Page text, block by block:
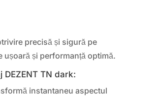
precisă și sigură pe
și performanță optimă.
TN dark:
instantaneu aspectul